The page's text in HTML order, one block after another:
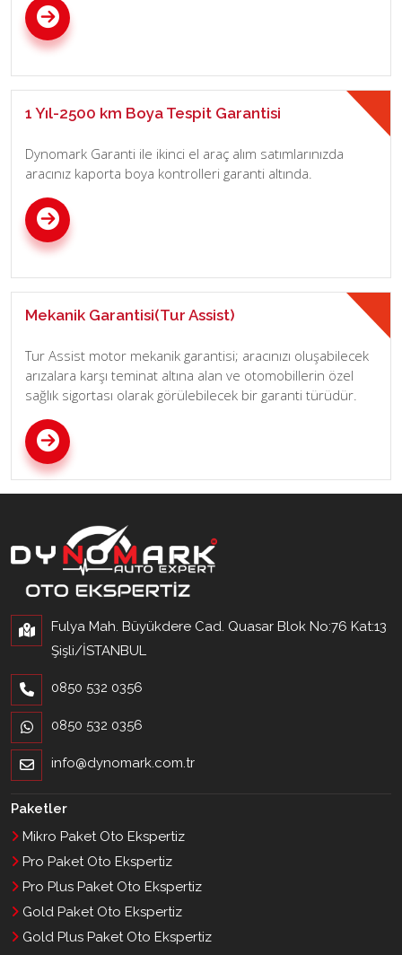
1 Yıl-2500 km Boya Tespit Garantisi
Dynomark Garanti ile ikinci el araç alım satımlarınızda
aracınız kaporta boya kontrolleri garanti altında.
Mekanik Garantisi(Tur Assist)
Tur Assist motor mekanik garantisi; aracınızı oluşabilecek
arızalara karşı teminat altına alan ve otomobillerin özel
sağlık sigortası olarak görülebilecek bir garanti türüdür.
Fulya Mah. Büyükdere Cad. Quasar Blok No:76 Kat:13
Şişli/İSTANBUL
0850 532 0356
0850 532 0356
info@dynomark.com.tr
Paketler
Mikro Paket Oto Ekspertiz
Pro Paket Oto Ekspertiz
Pro Plus Paket Oto Ekspertiz
Gold Paket Oto Ekspertiz
Gold Plus Paket Oto Ekspertiz